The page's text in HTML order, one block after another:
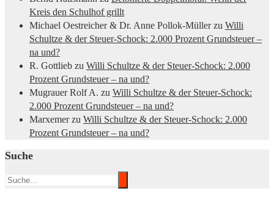
Kreis den Schulhof grillt
Michael Oestreicher & Dr. Anne Pollok-Müllerzu Willi
Schultze & der Steuer-Schock: 2.000 Prozent Grundsteuer –
na und?
R. Gottlieb zu Willi Schultze & der Steuer-Schock: 2.000
Prozent Grundsteuer – na und?
Mugrauer Rolf A. zu Willi Schultze & der Steuer-Schock:
2.000 Prozent Grundsteuer – na und?
Marxemerzu Willi Schultze & der Steuer-Schock: 2.000
Prozent Grundsteuer – na und?
Suche